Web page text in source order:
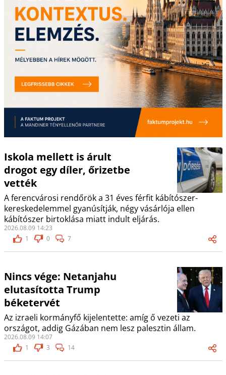
Iskola mellett is árult
drogot egy díler, őrizetbe
vették
A ferencvárosi rendőrök a 31 éves férfit kábítószer-
kereskedelemmel gyanúsítják, négy vásárlója ellen
kábítószer birtoklása miatt indult eljárás.
2026.08.09 14:23
1
0 7
Nincs vége: Netanjahu
elutasította Trump
béketervét
Az izraeli kormányfő kijelentette: amíg ő vezeti az
országot, addig Gázában nem lesz palesztin állam.
2026.08.09 14:07
1
3 14